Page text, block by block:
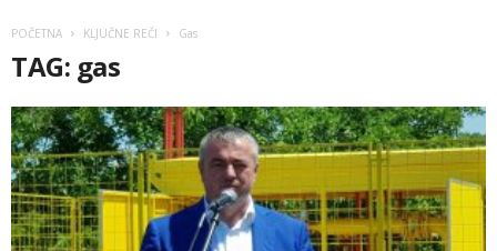
POČETNA KLJUČNE REČI Gas
TAG: gas